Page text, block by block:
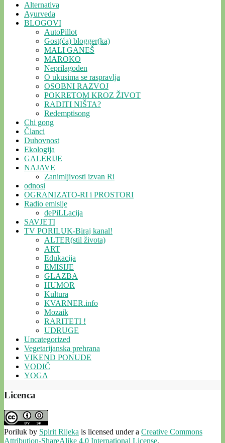
Alternativa
Ayurveda
BLOGOVI
AutoPillot
Gost(ća) blogger(ka)
MALI GANEŠ
MAROKO
Neprilagođen
O ukusima se raspravlja
OSOBNI RAZVOJ
POKRETOM KROZ ŽIVOT
RADITI NIŠTA?
Redemptisong
Chi gong
Članci
Duhovnost
Ekologija
GALERIJE
NAJAVE
Zanimljivosti izvan Ri
odnosi
OGRANIZATO-RI i PROSTORI
Radio emisije
dePiLLacija
SAVJETI
TV PORILUK-Biraj kanal!
ALTER(stil života)
ART
Edukacija
EMISIJE
GLAZBA
HUMOR
Kultura
KVARNER.info
Mozaik
RARITETI !
UDRUGE
Uncategorized
Vegetarijanska prehrana
VIKEND PONUDE
VODIČ
YOGA
Licenca
Poriluk by Spirit Rijeka is licensed under a Creative Commons
Attribution-ShareAlike 4.0 International License.